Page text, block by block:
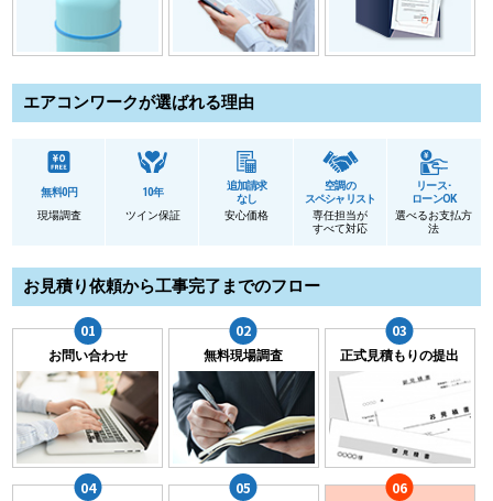
エアコンワークが選ばれる理由
無料0円
現場調査
10年
ツイン保証
追加請求
なし
安心価格
空調の
スペシャリスト
専任担当が
すべて対応
リース･
ローンOK
選べるお支払方
法
お見積り依頼から工事完了までのフロー
お問い合わせ 無料現場調査 正式見積もりの提出